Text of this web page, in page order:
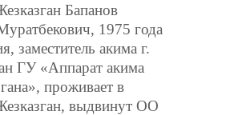
Бапанов
1975 года
заместитель акима г.
ГУ «Аппарат акима
проживает в
выдвинут ОО